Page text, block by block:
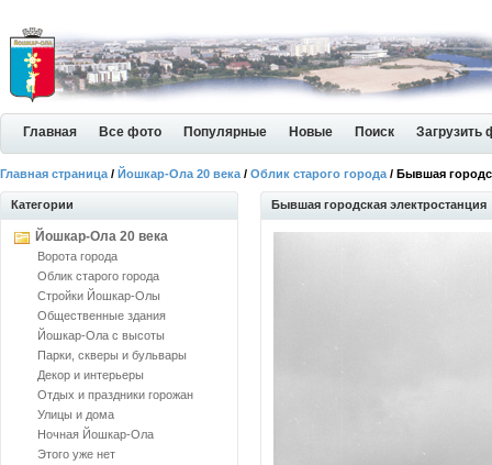
Главная Все фото Популярные Новые Поиск Загрузить
Главная страница / Йошкар-Ола 20 века / Облик старого города / Бывшая
Категории
Йошкар-Ола 20 века
Ворота города
Облик старого города
Стройки Йошкар-Олы
Общественные здания
Йошкар-Ола с высоты
Парки, скверы и бульвары
Декор и интерьеры
Отдых и праздники горожан
Улицы и дома
Ночная Йошкар-Ола
Этого уже нет
Бывшая городская электростанция